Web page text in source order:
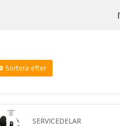
Sortera efter
SERVICEDELAR